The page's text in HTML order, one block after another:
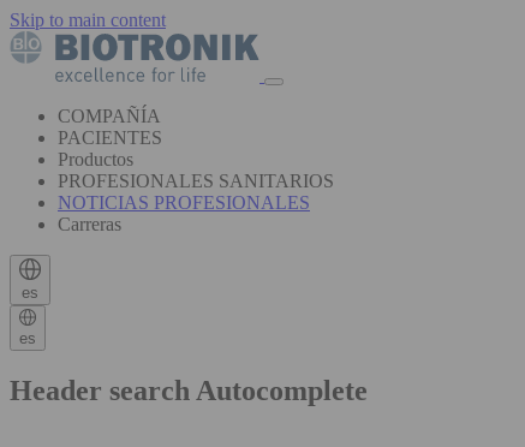
Skip to main content
COMPAÑÍA
PACIENTES
Productos
PROFESIONALES SANITARIOS
NOTICIAS PROFESIONALES
Carreras
es
es
Header search Autocomplete